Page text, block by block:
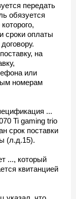
передать
обязуется
сроки оплаты
на
или
номерам
...
Ti gaming trio
срок поставки
(л.д.15).
..., который
квитанцией